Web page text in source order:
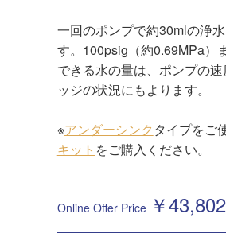
一回のポンプで約30mlの浄
す。100psig（約0.69MPa）
できる水の量は、ポンプの
ッジの状況にもよります。
※アンダーシンク タイプをご
キット をご購入ください。
￥43,802